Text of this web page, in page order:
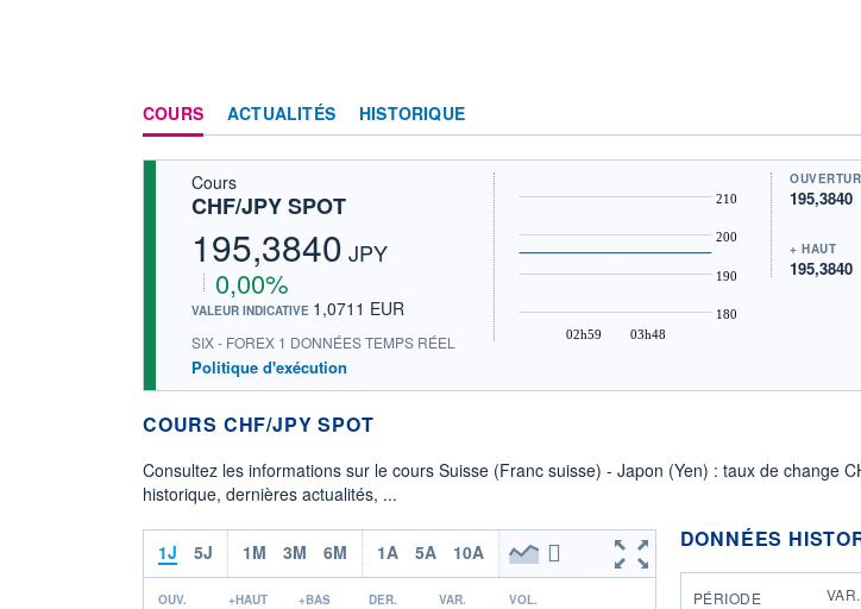
COURS ACTUALITÉS HISTORIQUE
Cours
CHF/JPY SPOT
195,3840 JPY
0,00%
VALEUR INDICATIVE 1,0711 EUR
SIX - FOREX 1 DONNÉES TEMPS RÉEL
Politique d'exécution
02h59 03h48
180
190
200
210 195,3840
+ HAUT
195,3840
COURS CHF/JPY SPOT
Consultez les informations sur le cours Suisse (Franc suisse) - Japon (Yen) : taux de change
historique, dernières actualités, ...
1J 5J 1M 3M 6M 1A 5A 10A
OUV. +HAUT +BAS DER. VAR. VOL.
DONNÉES
PÉRIODE VAR.